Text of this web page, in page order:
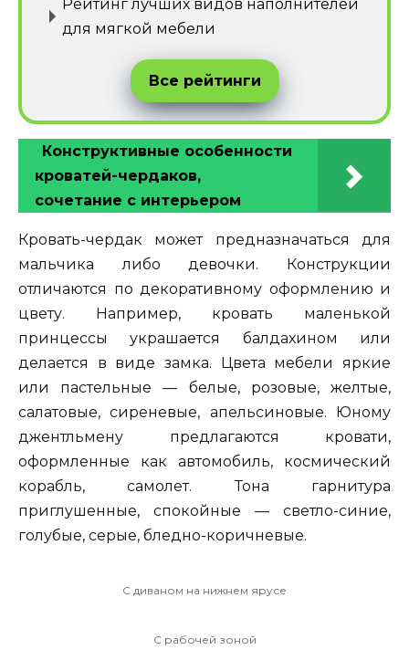
Рейтинг лучших видов наполнителей
для мягкой мебели
Все рейтинги
Конструктивные особенности
кроватей-чердаков,
сочетание с интерьером
Кровать-чердак может предназначаться для
мальчика либо девочки. Конструкции
отличаются по декоративному оформлению и
цвету. Например, кровать маленькой
принцессы украшается балдахином или
делается в виде замка. Цвета мебели яркие
или пастельные — белые, розовые, желтые,
салатовые, сиреневые, апельсиновые. Юному
джентльмену предлагаются кровати,
оформленные как автомобиль, космический
корабль, самолет. Тона гарнитура
приглушенные, спокойные — светло-синие,
голубые, серые, бледно-коричневые.
С диваном на нижнем ярусе
С рабочей зоной